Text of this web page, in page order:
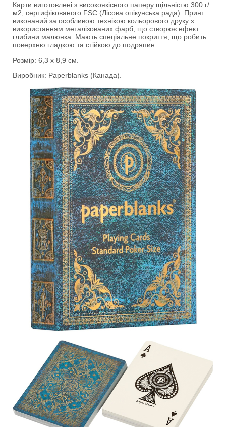
Карти виготовлені з високоякісного паперу щільністю 300 г/
м2, сертифікованого FSC (Лісова опікунська рада). Принт
виконаний за особливою технікою кольорового друку з
використанням металізованих фарб, що створює ефект
глибини малюнка. Мають спеціальне покриття, що робить
поверхню гладкою та стійкою до подряпин.
Розмір: 6,3 х 8,9 см.
Виробник: Paperblanks (Канада).